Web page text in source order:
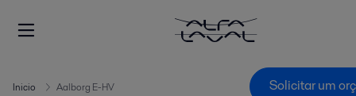
Inicio Aalborg E-HV Solicitar um